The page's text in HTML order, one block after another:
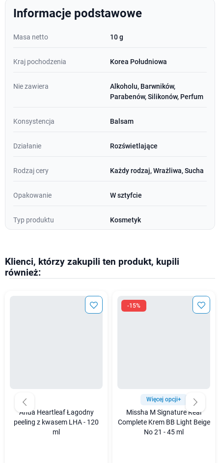
Informacje podstawowe
Masa netto 10 g
Kraj pochodzenia Korea Południowa
Nie zawiera
Alkoholu, Barwników,
Parabenów, Silikonów, Perfum
Konsystencja Balsam
Działanie Rozświetlające
Rodzaj cery Każdy rodzaj, Wrażliwa, Sucha
Opakowanie W sztyfcie
Typ produktu Kosmetyk
Klienci, którzy zakupili ten produkt, kupili
również:
Anua Heartleaf Łagodny
peeling z kwasem LHA - 120
ml
-15%
Więcej opcji+
Missha M Signature Real
Complete Krem BB Light Beige
No 21 - 45 ml